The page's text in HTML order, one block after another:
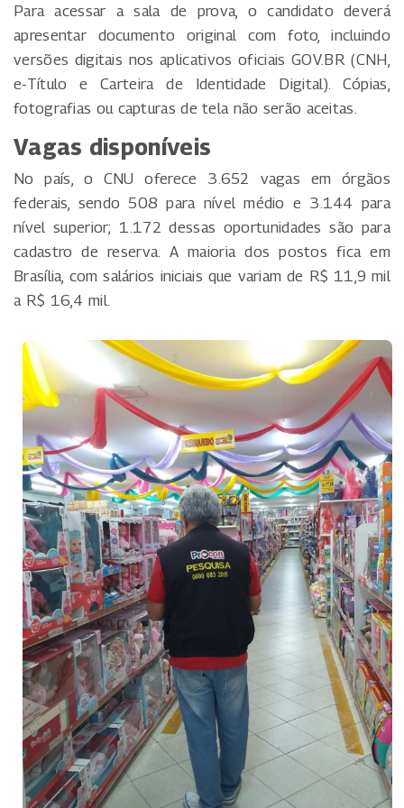
Para acessar a sala de prova, o candidato deverá
apresentar documento original com foto, incluindo
versões digitais nos aplicativos oficiais GOV.BR (CNH,
e-Título e Carteira de Identidade Digital). Cópias,
fotografias ou capturas de tela não serão aceitas.
Vagas disponíveis
No país, o CNU oferece 3.652 vagas em órgãos
federais, sendo 508 para nível médio e 3.144 para
nível superior; 1.172 dessas oportunidades são para
cadastro de reserva. A maioria dos postos fica em
Brasília, com salários iniciais que variam de R$ 11,9 mil
a R$ 16,4 mil.